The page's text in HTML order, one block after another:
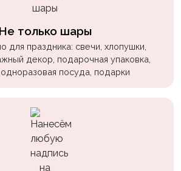
Не только шары
для праздника: свечи, хлопушки,
декор, подарочная упаковка,
одноразовая посуда, подарки